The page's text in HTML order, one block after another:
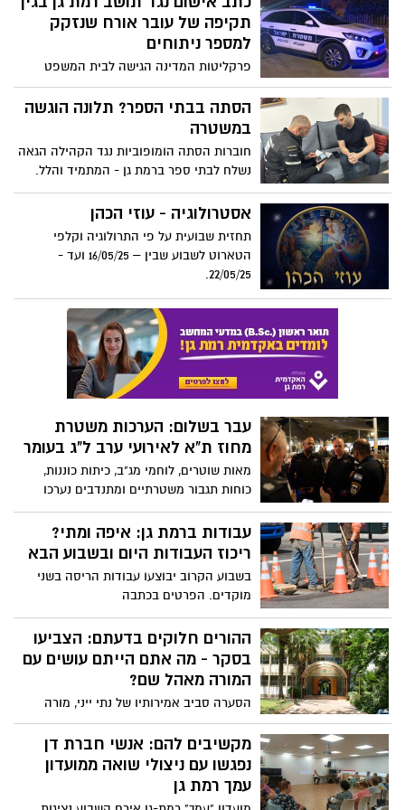
תחזית שבועית על פי התרולוגיה וקלפי
עבר בשלום: הערכות משטרת
מחוז ת"א לאירועי ערב ל"ג בעומר
מאות שוטרים, לוחמי מג"ב, כיתות כוננות,
כוחות תגבור משטרתיים ומתנדבים נערכו
עבודות ברמת גן: איפה ומתי?
ריכוז העבודות היום ובשבוע הבא
בשבוע הקרוב יבוצעו עבודות הריסה בשני
מוקדים. הפרטים בכתבה
ההורים חלוקים בדעתם: הצביעו
בסקר - מה אתם הייתם עושים עם
המורה מאהל שם?
הסערה סביב אמירותיו של נתי ייני, מורה
שברשת תוקפים אותו, הורים בתיכון חלוקים
בדעתם. היכנסו להצביע בסקר
מקשיבים להם: אנשי חברת דן
נפגשו עם ניצולי שואה ממועדון
עמך רמת גן
מועדון "עמך" רמת-גן אירח השבוע נציגות
הציבורית הפועלת בין היתר בעיר רמת-גן
לשיח על הקשיים בהם נתקלים נוסעים בגיל
השלישי
רמת גן סוערת בעקבות התחקיר
נגד המורה מתיכון אהל שם
מתי ייני, מורה להיסטוריה בתיכון אהל שם
נתפס כשהפעיל פרופיל פיקטיבי בטוויטר בו